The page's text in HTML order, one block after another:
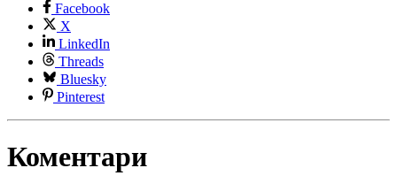
Facebook
X
LinkedIn
Threads
Bluesky
Pinterest
Коментари